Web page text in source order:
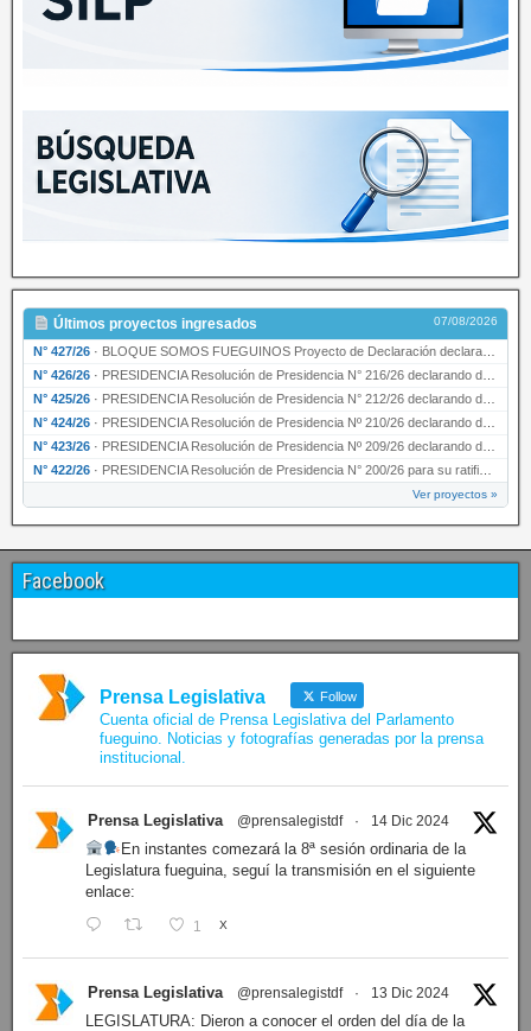
Últimos proyectos ingresados 07/08/2026
N° 427/26 · BLOQUE SOMOS FUEGUINOS Proyecto de Declaración declarando de interés provincial PRESIDENCI…
N° 426/26 · PRESIDENCIA Resolución de Presidencia N° 216/26 declarando de interés provincial la labor …
N° 425/26 · PRESIDENCIA Resolución de Presidencia N° 212/26 declarando de interés provincial el “50° A…
N° 424/26 · PRESIDENCIA Resolución de Presidencia Nº 210/26 declarando de interés provincial el proyec…
N° 423/26 · PRESIDENCIA Resolución de Presidencia Nº 209/26 declarando de interés provincial la presen…
N° 422/26 · PRESIDENCIA Resolución de Presidencia N° 200/26 para su ratificación.
Ver proyectos »
Facebook
Prensa Legislativa Follow
Cuenta oficial de Prensa Legislativa del Parlamento
fueguino. Noticias y fotografías generadas por la prensa
institucional.
Prensa Legislativa @prensalegistdf · 14 Dic 2024
En instantes comezará la 8ª sesión ordinaria de la
Legislatura fueguina, seguí la transmisión en el siguiente
enlace:
1 X
Prensa Legislativa @prensalegistdf · 13 Dic 2024
LEGISLATURA: Dieron a conocer el orden del día de la